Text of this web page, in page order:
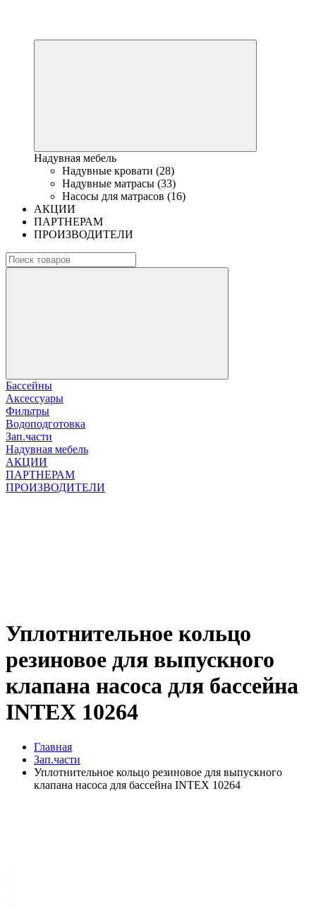
Надувная мебель
Надувные кровати (28)
Надувные матрасы (33)
Насосы для матрасов (16)
АКЦИИ
ПАРТНЕРАМ
ПРОИЗВОДИТЕЛИ
Бассейны
Аксессуары
Фильтры
Водоподготовка
Зап.части
Надувная мебель
АКЦИИ
ПАРТНЕРАМ
ПРОИЗВОДИТЕЛИ
Уплотнительное кольцо
резиновое для выпускного
клапана насоса для бассейна
INTEX 10264
Главная
Зап.части
Уплотнительное кольцо резиновое для выпускного
клапана насоса для бассейна INTEX 10264